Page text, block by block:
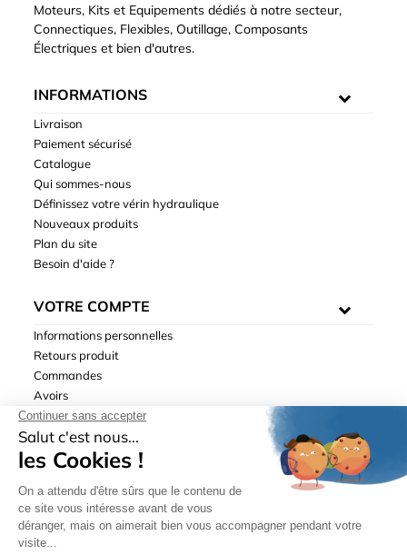
Moteurs, Kits et Equipements dédiés à notre secteur,
Connectiques, Flexibles, Outillage, Composants
Électriques et bien d'autres.
INFORMATIONS
Livraison
Paiement sécurisé
Catalogue
Qui sommes-nous
Définissez votre vérin hydraulique
Nouveaux produits
Plan du site
Besoin d'aide ?
VOTRE COMPTE
Informations personnelles
Retours produit
Commandes
Avoirs
Adresses
Bons de réduction